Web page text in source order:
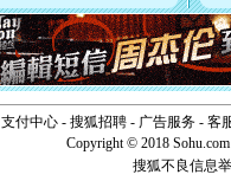
起；二是
离。水晶
[元旦]当
泣，这痛
卖了。水
[春节]
风
颜！冬去
道一声平
[春节]传
支付中心- 搜狐招聘- 广告服务- 客
Copyright © 2018
搜狐不良信息